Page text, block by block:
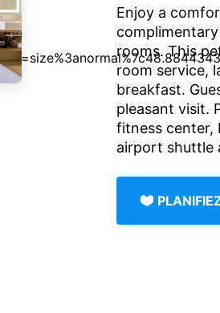
Enjoy a
rooms. This
room service,
breakfast.
pleasant visit.
fitness center,
airport shuttle